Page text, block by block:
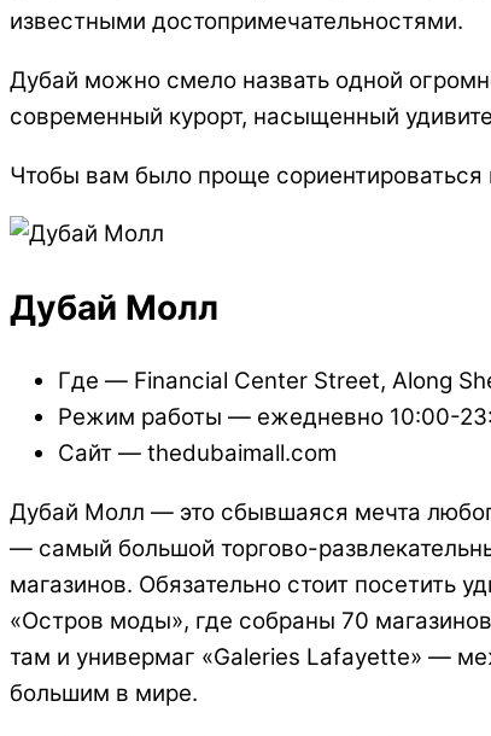
известными достопримечательностями.
Дубай можно смело назвать одной
современный курорт, насыщенный
Чтобы вам было проще
Дубай Молл
Где — Financial Center Street, Along
Режим работы — ежедневно 10:00-
Сайт — thedubaimall.com
Дубай Молл — это сбывшаяся мечта
— самый большой торгово-
магазинов. Обязательно стоит посетить
«Остров моды», где собраны 70
там и универмаг «Galeries Lafayette» —
большим в мире.